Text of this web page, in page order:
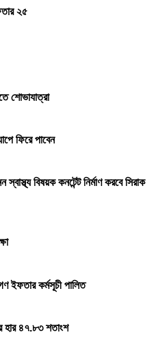
২৫
শোভাযাত্রা
ফিরে পাবেন
বিষয়ক কনটেন্ট নির্মাণ করবে সিরাক
ইফতার কর্মসূচী পালিত
হার ৪৭.৮৩ শতাংশ